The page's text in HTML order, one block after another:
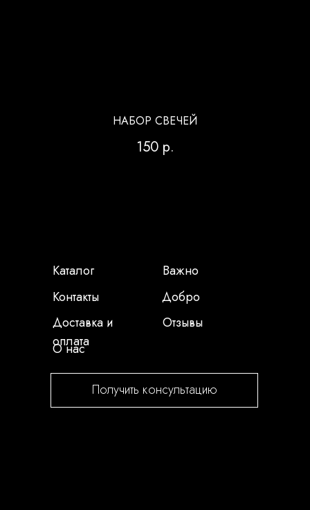
НАБОР СВЕЧЕЙ
150 р.
Каталог
Контакты
Доставка и
оплата
О нас
Важно
Добро
Отзывы
Получить консультацию